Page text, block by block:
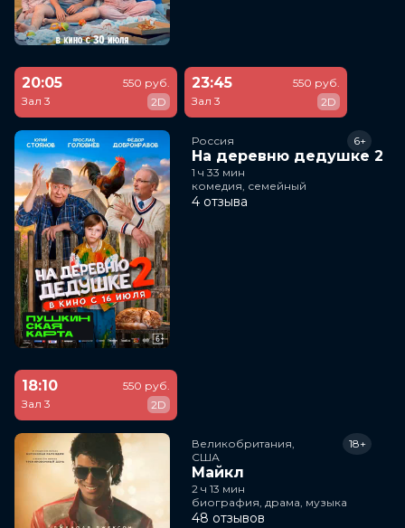
20:05
Зал 3
550 руб.
2D
23:45
Зал 3
550 руб.
2D
Россия
На деревню дедушке 2
6+
1 ч 33 мин
комедия, семейный
4 отзыва
18:10
Зал 3
550 руб.
2D
Великобритания,
США
Майкл
18+
2 ч 13 мин
биография, драма, музыка
48 отзывов